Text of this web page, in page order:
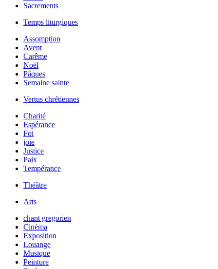
Sacrements
Temps liturgiques
Assomption
Avent
Carême
Noël
Pâques
Semaine sainte
Vertus chrétiennes
Charité
Espérance
Foi
joie
Justice
Paix
Tempérance
Théâtre
Arts
chant gregorien
Cinéma
Exposition
Louange
Musique
Peinture